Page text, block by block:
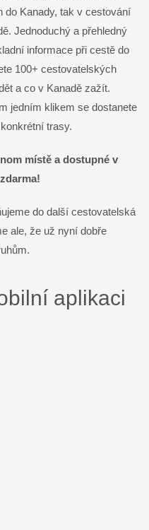
do Kanady, tak v cestování
Jednoduchý a přehledný
informace při cestě do
100+ cestovatelských
a co v Kanadě zažít.
jedním klikem se dostanete
trasy.
místě a dostupné v
do další cestovatelská
ale, že už nyní dobře
aplikaci